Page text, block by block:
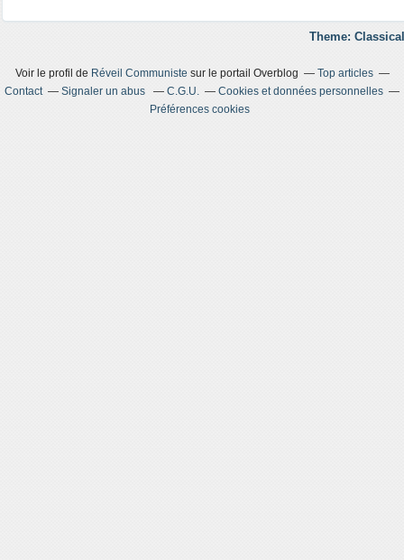
Theme:
Voir le profil de Réveil Communiste sur le portail Overblog
Top articles
Contact
Signaler un abus C.G.U.
Cookies et données personnelles
Préférences cookies